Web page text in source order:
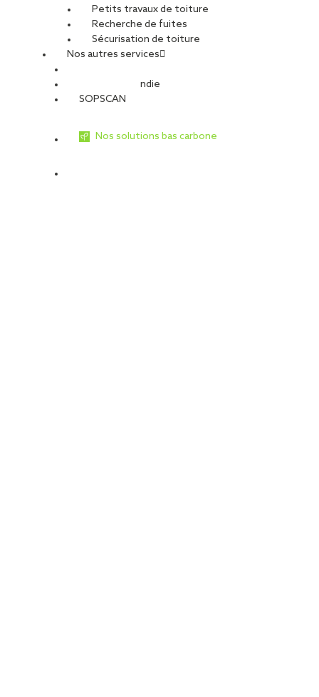
Petits travaux de toiture
Recherche de fuites
Sécurisation de toiture
Nos autres services
Sécurité Incendie
SOPSCAN
Nos solutions bas carbone